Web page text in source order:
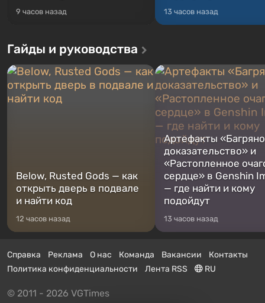
9 часов назад 13 часов назад
Гайды и руководства
Below, Rusted Gods — как
открыть дверь в подвале
и найти код
12 часов назад
Артефакты
доказательство» и
«Растопленное
сердце» в Genshin
— где найти и кому
подойдут
13 часов назад
Справка Реклама О нас Команда Вакансии
Контакты
Политика конфиденциальности
Лента RSS RU
© 2011 - 2026 VGTimes